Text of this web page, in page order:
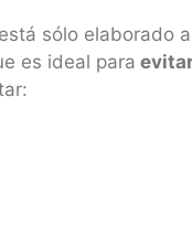
sólo elaborado
es ideal para